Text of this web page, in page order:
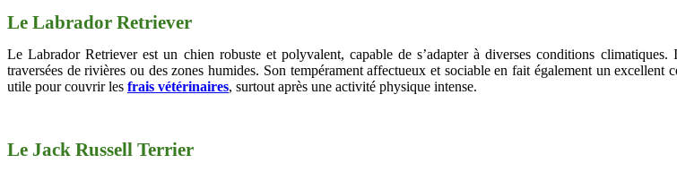
Le Labrador Retriever
Le Labrador Retriever est un chien robuste et polyvalent, capable de s’adapter à diverses conditions
traversées de rivières ou des zones humides. Son tempérament affectueux et sociable en fait également un excellent
utile pour couvrir les frais vétérinaires, surtout après une activité physique intense.
Le Jack Russell Terrier